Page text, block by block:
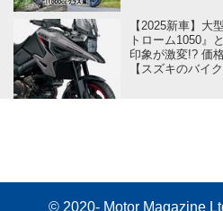
【2025新車】大
トローム1050』
印象が激変!? 価
【スズキのバイ
© 2020- Motor Magazine